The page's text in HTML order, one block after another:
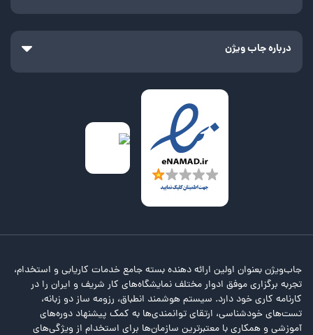
درباره جاب ویژن
جاب‌ویژن بعنوان اولین ارائه دهنده بسته جامع خدمات کاریابی و استخدام،
تجربه برگزاری موفق ادوار مختلف نمایشگاه‌های کار شریف و ایران را در
کارنامه کاری خود دارد. سیستم هوشمند انطباق، رزومه ساز دو زبانه،
تست‌های خودشناسی، ارتقای توانمندی‌ها به کمک پیشنهاد دوره‌های
آموزشی و همکاری با معتبرترین سازمان‌ها برای استخدام از ویژگی‌های